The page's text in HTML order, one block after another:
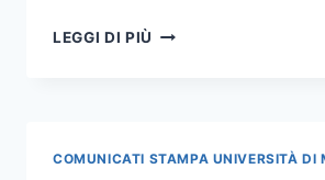
LEGGI DI PIÙ
COMUNICATI STAMPA UNIVERSITÀ DI